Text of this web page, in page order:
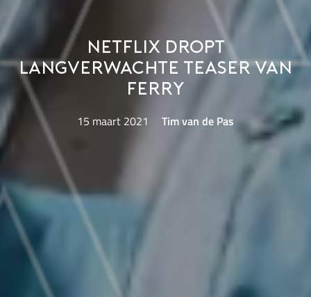
Netflix dropt
langverwachte teaser van
Ferry
15 maart 2021 Tim van de Pas